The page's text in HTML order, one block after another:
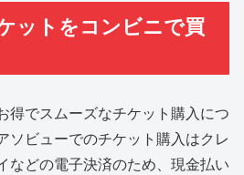
ットをコンビニで買
得でスムーズなチケット購入につ
ソビューでのチケット購入はクレ
などの電子決済のため、現金払い